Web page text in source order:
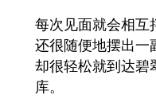
每次见面就会相互
还很随便地摆出一
却很轻松就到达碧
库。